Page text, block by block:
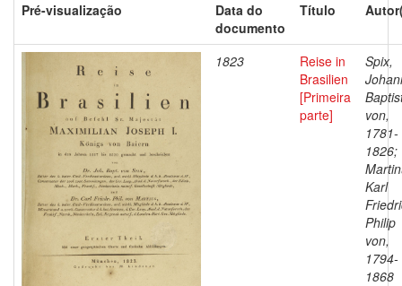
Pré-visualização
Data do
documento
Título
1823
Reise in
Brasilien
[Primeira
parte]
Spix,
von,
1781-
1826;
Karl
Philip
von,
1794-
1868